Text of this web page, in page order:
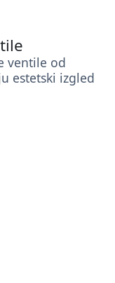
ventile od
estetski izgled